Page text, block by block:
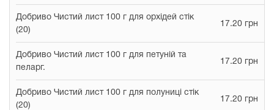
Добриво Чистий лист 100 г для орхідей стік
(20)
17.20 грн
Добриво Чистий лист 100 г для петуній та
пеларг.
17.20 грн
Добриво Чистий лист 100 г для полуниці стік
(20)
17.20 грн